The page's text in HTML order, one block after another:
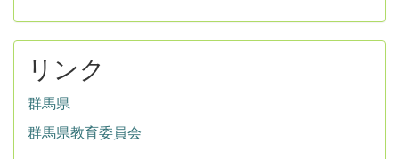
リンク
群馬県
群馬県教育委員会